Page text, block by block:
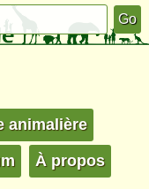
animalière
À propos